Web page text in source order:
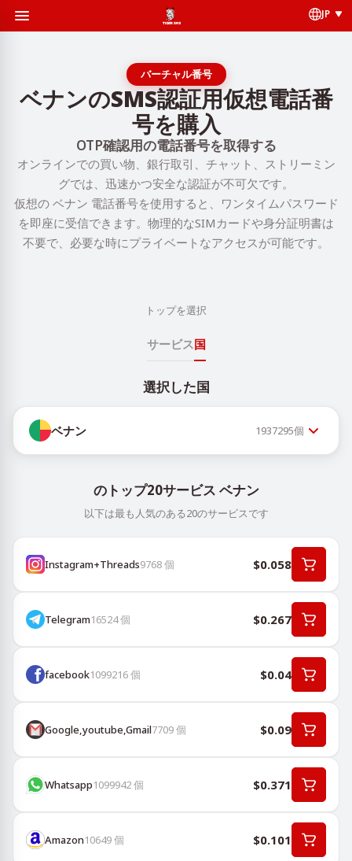
JP
バーチャル番号
ベナンのSMS認証用仮想電話番
号を購入
OTP確認用の電話番号を取得する
オンラインでの買い物、銀行取引、チャット、ストリーミン
グでは、迅速かつ安全な認証が不可欠です。
仮想の ベナン 電話番号を使用すると、ワンタイムパスワード
を即座に受信できます。物理的なSIMカードや身分証明書は
不要で、必要な時にプライベートなアクセスが可能です。
トップを選択
サービス国
選択した国
ベナン 1937295個
のトップ20サービス ベナン
以下は最も人気のある20のサービスです
Instagram+Threads9768個 $0.058
Telegram16524個 $0.267
facebook1099216個 $0.04
Google,youtube,Gmail7709個 $0.09
Whatsapp1099942個 $0.371
Amazon10649個 $0.101